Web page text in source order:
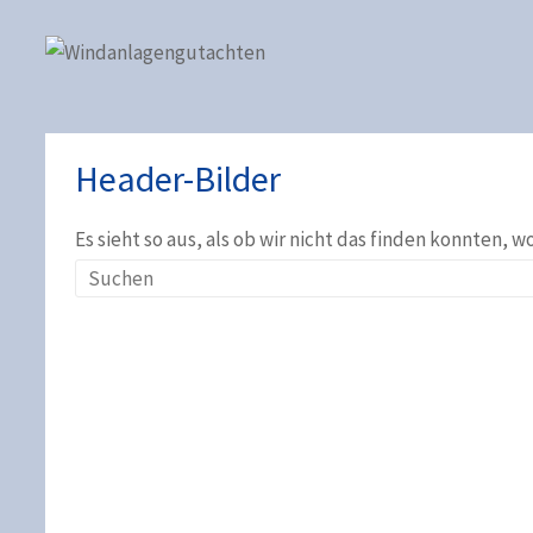
Header-Bilder
Es sieht so aus, als ob wir nicht das finden konnten,